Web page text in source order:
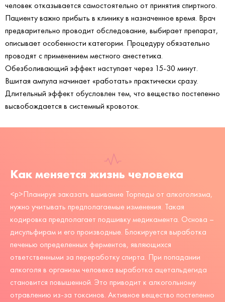
человек отказывается самостоятельно от принятия спиртного.
Пациенту важно прибыть в клинику в назначенное время. Врач
предварительно проводит обследование, выбирает препарат,
описывает особенности категории. Процедуру обязательно
проводят с применением местного анестетика.
Обезболивающий эффект наступает через 15-30 минут.
Вшитая ампула начинает «работать» практически сразу.
Длительный эффект обусловлен тем, что вещество постепенно
высвобождается в системный кровоток.
Как меняется жизнь человека
<p>Планируя заказать вшивание Торпеды от алкоголизма,
нужно учитывать предполагаемые изменения. Такая
кодировка предполагает подшивку медикамента. Основа –
дисульфирам и его производные. Блокируется выработка
печенью определенных ферментов, являющихся
ответственными за переработку спирта. При попадании
алкоголя в организм человека выработка ацетальдегида
становится повышенной. Это приводит к алкогольному
отравлению из-за токсинов. Активное вещество постепенно